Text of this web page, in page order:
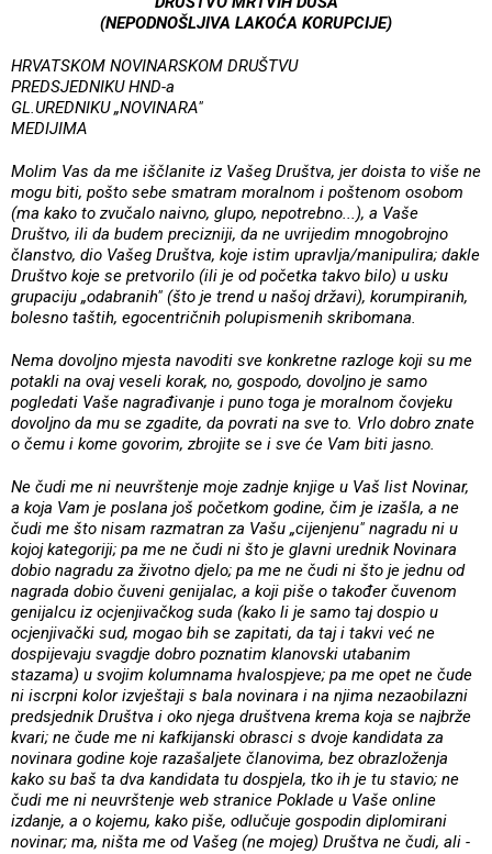
(NEPODNOŠLJIVA LAKOĆA KORUPCIJE)
HRVATSKOM NOVINARSKOM DRUŠTVU
PREDSJEDNIKU HND-a
GL.UREDNIKU „NOVINARA"
MEDIJIMA
Molim Vas da me iščlanite iz Vašeg Društva, jer doista to više ne
mogu biti, pošto sebe smatram moralnom i poštenom osobom
(ma kako to zvučalo naivno, glupo, nepotrebno...), a Vaše
Društvo, ili da budem precizniji, da ne uvrijedim mnogobrojno
članstvo, dio Vašeg Društva, koje istim upravlja/manipulira; dakle
Društvo koje se pretvorilo (ili je od početka takvo bilo) u usku
grupaciju „odabranih" (što je trend u našoj državi), korumpiranih,
bolesno taštih, egocentričnih polupismenih skribomana.
Nema dovoljno mjesta navoditi sve konkretne razloge koji su me
potakli na ovaj veseli korak, no, gospodo, dovoljno je samo
pogledati Vaše nagrađivanje i puno toga je moralnom čovjeku
dovoljno da mu se zgadite, da povrati na sve to. Vrlo dobro znate
o čemu i kome govorim, zbrojite se i sve će Vam biti jasno.
Ne čudi me ni neuvrštenje moje zadnje knjige u Vaš list Novinar,
a koja Vam je poslana još početkom godine, čim je izašla, a ne
čudi me što nisam razmatran za Vašu „cijenjenu" nagradu ni u
kojoj kategoriji; pa me ne čudi ni što je glavni urednik Novinara
dobio nagradu za životno djelo; pa me ne čudi ni što je jednu od
nagrada dobio čuveni genijalac, a koji piše o također čuvenom
genijalcu iz ocjenjivačkog suda (kako li je samo taj dospio u
ocjenjivački sud, mogao bih se zapitati, da taj i takvi već ne
dospijevaju svagdje dobro poznatim klanovski utabanim
stazama) u svojim kolumnama hvalospjeve; pa me opet ne čude
ni iscrpni kolor izvještaji s bala novinara i na njima nezaobilazni
predsjednik Društva i oko njega društvena krema koja se najbrže
kvari; ne čude me ni kafkijanski obrasci s dvoje kandidata za
novinara godine koje razašaljete članovima, bez obrazloženja
kako su baš ta dva kandidata tu dospjela, tko ih je tu stavio; ne
čudi me ni neuvrštenje web stranice Poklade u Vaše online
izdanje, a o kojemu, kako piše, odlučuje gospodin diplomirani
novinar; ma, ništa me od Vašeg (ne mojeg) Društva ne čudi, ali -